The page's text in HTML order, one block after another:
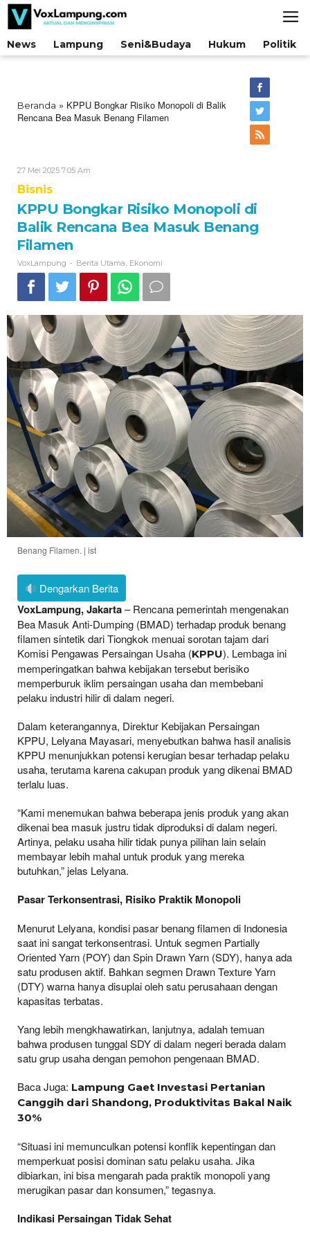
Lewati
konten
News
Lampung Seni&Budaya Hukum Politik
Beranda » KPPU Bongkar Risiko Monopoli di Balik
Rencana Bea Masuk Benang Filamen
27 Mei 2025 7:05 Am
Bisnis
KPPU Bongkar Risiko Monopoli di
Balik Rencana Bea Masuk Benang
Filamen
VoxLampung - Berita Utama Ekonomi
Benang Filamen. | ist
Dengarkan Berita
VoxLampung, Jakarta– Rencana pemerintah mengenakan
Bea Masuk Anti-Dumping (BMAD) terhadap produk benang
filamen sintetik dari Tiongkok menuai sorotan tajam dari
Komisi Pengawas Persaingan Usaha (KPPU). Lembaga ini
memperingatkan bahwa kebijakan tersebut berisiko
memperburuk iklim persaingan usaha dan membebani
pelaku industri hilir di dalam negeri.
Dalam keterangannya, Direktur Kebijakan Persaingan
KPPU, Lelyana Mayasari, menyebutkan bahwa hasil analisis
KPPU menunjukkan potensi kerugian besar terhadap pelaku
usaha, terutama karena cakupan produk yang dikenai BMAD
terlalu luas.
“Kami menemukan bahwa beberapa jenis produk yang akan
dikenai bea masuk justru tidak diproduksi di dalam negeri.
Artinya, pelaku usaha hilir tidak punya pilihan lain selain
membayar lebih mahal untuk produk yang mereka
butuhkan,” jelas Lelyana.
Pasar Terkonsentrasi, Risiko Praktik Monopoli
Menurut Lelyana, kondisi pasar benang filamen di Indonesia
saat ini sangat terkonsentrasi. Untuk segmen Partially
Oriented Yarn (POY) dan Spin Drawn Yarn (SDY), hanya ada
satu produsen aktif. Bahkan segmen Drawn Texture Yarn
(DTY) warna hanya disuplai oleh satu perusahaan dengan
kapasitas terbatas.
Yang lebih mengkhawatirkan, lanjutnya, adalah temuan
bahwa produsen tunggal SDY di dalam negeri berada dalam
satu grup usaha dengan pemohon pengenaan BMAD.
Baca Juga: Lampung Gaet Investasi Pertanian
Canggih dari Shandong, Produktivitas Bakal Naik
30%
“Situasi ini memunculkan potensi konflik kepentingan dan
memperkuat posisi dominan satu pelaku usaha. Jika
dibiarkan, ini bisa mengarah pada praktik monopoli yang
merugikan pasar dan konsumen,” tegasnya.
Indikasi Persaingan Tidak Sehat